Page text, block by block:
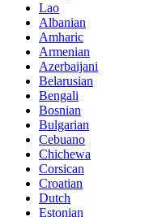
Lao
Albanian
Amharic
Armenian
Azerbaijani
Belarusian
Bengali
Bosnian
Bulgarian
Cebuano
Chichewa
Corsican
Croatian
Dutch
Estonian